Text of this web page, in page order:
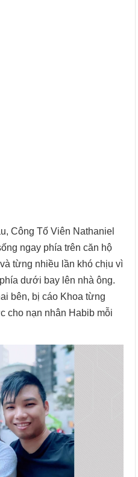
Công Tố Viên Nathaniel
ngay phía trên căn hộ
từng nhiều lần khó chịu vì
dưới bay lên nhà ông.
bên, bị cáo Khoa từng
cho nạn nhân Habib mỗi